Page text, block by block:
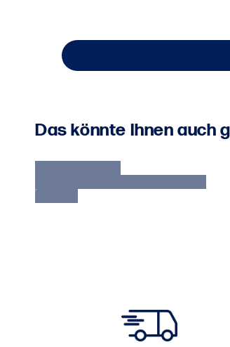
Das könnte Ihnen auch